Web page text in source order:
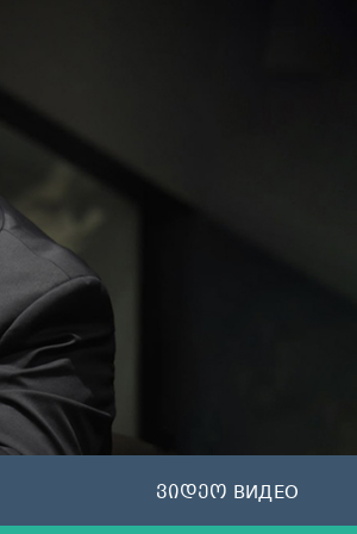
ვიდეო ВИДЕО